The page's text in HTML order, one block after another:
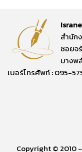
สำนัก
ซอยจ
บางพ
เบอร์โทรศัพท์ : 095-
Copyright © 2010